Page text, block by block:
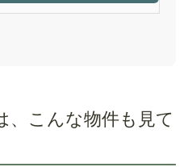
、こんな物件も見て